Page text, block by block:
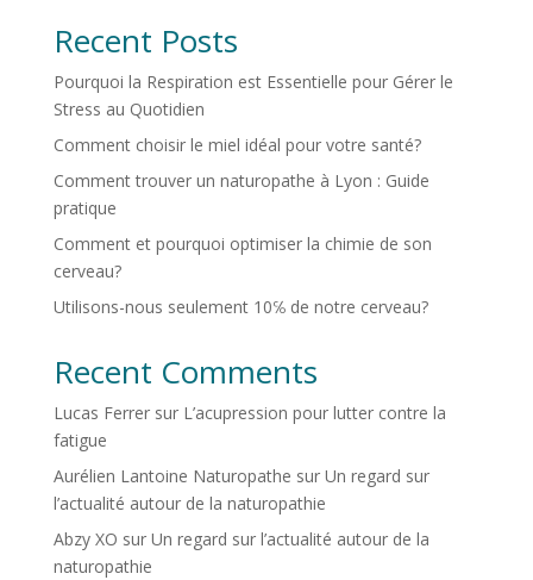
Recent Posts
Pourquoi la Respiration est Essentielle pour Gérer le
Stress au Quotidien
Comment choisir le miel idéal pour votre santé?
Comment trouver un naturopathe à Lyon : Guide
pratique
Comment et pourquoi optimiser la chimie de son
cerveau?
Utilisons-nous seulement 10℅ de notre cerveau?
Recent Comments
Lucas Ferrersur L’acupression pour lutter contre la
fatigue
Aurélien Lantoine Naturopathe sur Un regard sur
l’actualité autour de la naturopathie
Abzy XO sur Un regard sur l’actualité autour de la
naturopathie